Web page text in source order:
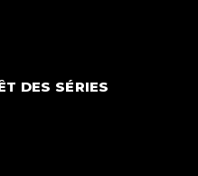
DES SÉRIES